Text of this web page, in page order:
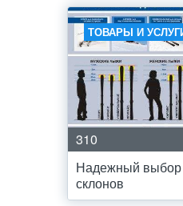
ТОВАРЫ И
310
Надежный выбор
склонов